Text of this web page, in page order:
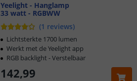
Yeelight - Hanglamp
33 watt - RGBWW
(1 reviews)
142,99
Lichtsterkte 1700 lumen
Werkt met de Yeelight app
RGB backlight - Verstelbaar